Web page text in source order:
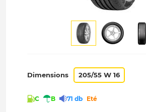
Dimensions 205/55 W 16
C B 71 db Eté